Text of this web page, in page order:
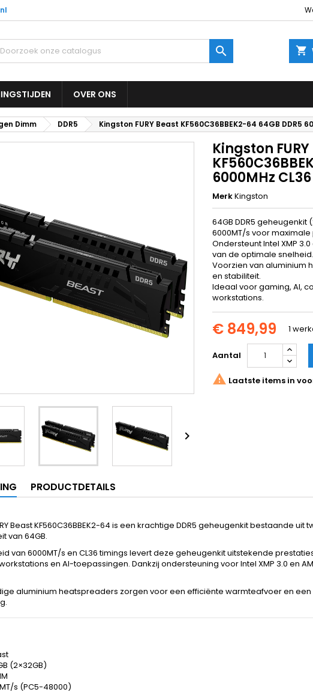
shopping_cart

OVER ONS
Dimm DDR5 Kingston FURY Beast KF560C36BBEK2-64 64GB DDR5

Kingston
6000MHz
MerkKingston
64GB DDR5 geheugenkit
6000MT/s voor
Ondersteunt Intel XMP
van de optimale snelheid.
Voorzien van aluminium
en stabiliteit.
Ideaal voor gaming, AI,
workstations.
€ 849,99 1
Aantal
 Laatste items in
PRODUCTDETAILS
Beast KF560C36BBEK2-64 is een krachtige DDR5 geheugenkit bestaande
van 64GB.
van 6000MT/s en CL36 timings levert deze geheugenkit uitstekende
en AI-toepassingen. Dankzij ondersteuning voor Intel XMP 3.0 en
aluminium heatspreaders zorgen voor een efficiënte warmteafvoer en
(2×32GB)
s (PC5-48000)